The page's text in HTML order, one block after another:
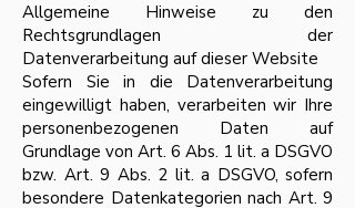
Allgemeine Hinweise zu den
Rechtsgrundlagen der
Datenverarbeitung auf dieser Website
Sofern Sie in die Datenverarbeitung
eingewilligt haben, verarbeiten wir Ihre
personenbezogenen Daten auf
Grundlage von Art. 6 Abs. 1 lit. a DSGVO
bzw. Art. 9 Abs. 2 lit. a DSGVO, sofern
besondere Datenkategorien nach Art. 9